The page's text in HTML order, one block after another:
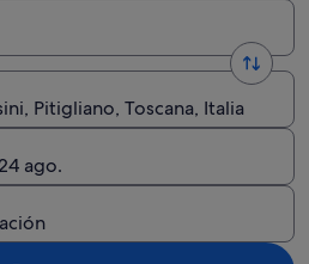
Pitigliano, Toscana, Italia
ago.